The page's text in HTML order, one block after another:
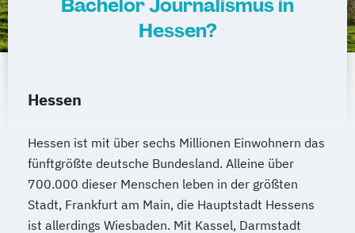
Bachelor Journalismus in
Hessen?
Hessen
Hessen ist mit über sechs Millionen Einwohnern das
fünftgrößte deutsche Bundesland. Alleine über
700.000 dieser Menschen leben in der größten
Stadt, Frankfurt am Main, die Hauptstadt Hessens
ist allerdings Wiesbaden. Mit Kassel, Darmstadt